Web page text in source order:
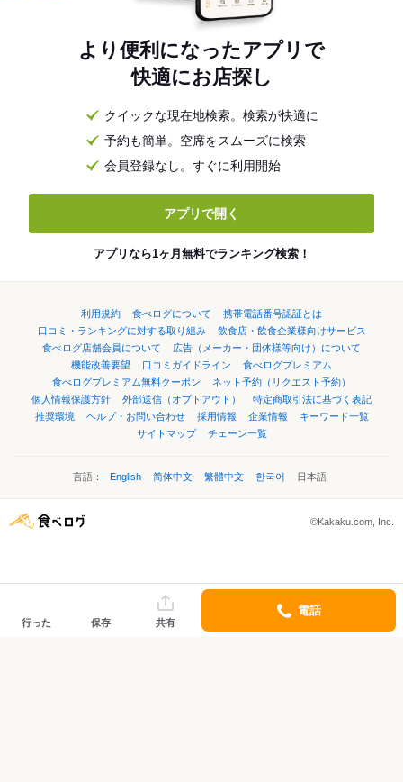
より便利になったアプリで
快適にお店探し
クイックな現在地検索。検索が快適に
予約も簡単。空席をスムーズに検索
会員登録なし。すぐに利用開始
アプリで開く
アプリなら1ヶ月無料でランキング検索！
利用規約 食べログについて
携帯電話番号認証とは
口コミ・ランキングに対する取り組み
飲食店・飲食企業様向けサービス
食べログ店舗会員について
広告（メーカー・団体様等向け）について
機能改善要望
口コミガイドライン
食べログプレミアム
食べログプレミアム無料クーポン
ネット予約（リクエスト予約）
個人情報保護方針
外部送信（オプトアウト）
特定商取引法に基づく表記
推奨環境
ヘルプ・お問い合わせ 採用情報 企業情報
キーワード一覧
サイトマップ
チェーン一覧
言語： English 简体中文 繁體中文 한국어 日本語
©Kakaku.com, Inc.
行った 保存 共有
電話